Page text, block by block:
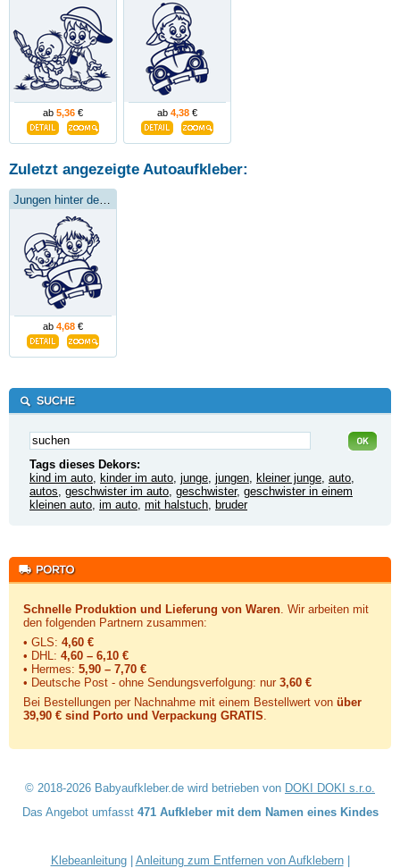
ab 5,36 € ab 4,38 €
Zuletzt angezeigte Autoaufkleber:
ab 4,68 €
Tags dieses Dekors:
kind im auto kinder im auto junge jungen kleiner junge auto
autos geschwister im auto geschwister, geschwister in einem
kleinen auto im auto mit halstuch bruder
Schnelle Produktion und Lieferung von Waren . Wir arbeiten mit
den folgenden Partnern zusammen:
• GLS: 4,60 €
• DHL: 4,60 – 6,10 €
• Hermes: 5,90 – 7,70 €
• Deutsche Post - ohne Sendungsverfolgung: nur 3,60 €
Bei Bestellungen per Nachnahme mit einem Bestellwert von über
39,90 € sind Porto und Verpackung GRATIS
© 2018-2026 Babyaufkleber.de wird betrieben von DOKI DOKI s.r.o.
Das Angebot umfasst 471 Aufkleber mit dem Namen eines Kindes
Klebeanleitung| Anleitung zum Entfernen von Aufklebern|